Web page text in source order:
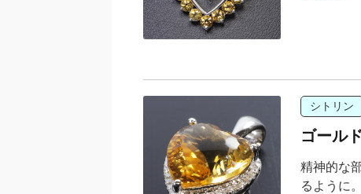
シトリン
ゴール
精神的な
るように